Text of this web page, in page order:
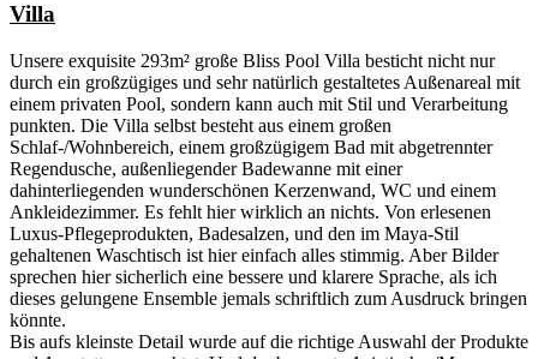
Villa
Unsere exquisite 293m² große Bliss Pool Villa besticht nicht nur
durch ein großzügiges und sehr natürlich gestaltetes Außenareal mit
einem privaten Pool, sondern kann auch mit Stil und Verarbeitung
punkten. Die Villa selbst besteht aus einem großen
Schlaf-/Wohnbereich, einem großzügigem Bad mit abgetrennter
Regendusche, außenliegender Badewanne mit einer
dahinterliegenden wunderschönen Kerzenwand, WC und einem
Ankleidezimmer. Es fehlt hier wirklich an nichts. Von erlesenen
Luxus-Pflegeprodukten, Badesalzen, und den im Maya-Stil
gehaltenen Waschtisch ist hier einfach alles stimmig. Aber Bilder
sprechen hier sicherlich eine bessere und klarere Sprache, als ich
dieses gelungene Ensemble jemals schriftlich zum Ausdruck bringen
könnte.
Bis aufs kleinste Detail wurde auf die richtige Auswahl der Produkte